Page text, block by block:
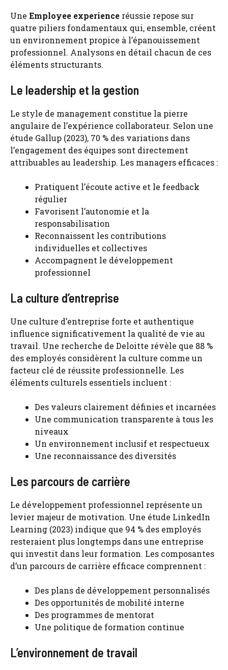
Une Employee experience réussie repose sur
quatre piliers fondamentaux qui, ensemble, créent
un environnement propice à l’épanouissement
professionnel. Analysons en détail chacun de ces
éléments structurants.
Le leadership et la gestion
Le style de management constitue la pierre
angulaire de l’expérience collaborateur. Selon une
étude Gallup (2023), 70 % des variations dans
l’engagement des équipes sont directement
attribuables au leadership. Les managers efficaces :
Pratiquent l’écoute active et le feedback
régulier
Favorisent l’autonomie et la
responsabilisation
Reconnaissent les contributions
individuelles et collectives
Accompagnent le développement
professionnel
La culture d’entreprise
Une culture d’entreprise forte et authentique
influence significativement la qualité de vie au
travail. Une recherche de Deloitte révèle que 88 %
des employés considèrent la culture comme un
facteur clé de réussite professionnelle. Les
éléments culturels essentiels incluent :
Des valeurs clairement définies et incarnées
Une communication transparente à tous les
niveaux
Un environnement inclusif et respectueux
Une reconnaissance des diversités
Les parcours de carrière
Le développement professionnel représente un
levier majeur de motivation. Une étude LinkedIn
Learning (2023) indique que 94 % des employés
resteraient plus longtemps dans une entreprise
qui investit dans leur formation. Les composantes
d’un parcours de carrière efficace comprennent :
Des plans de développement personnalisés
Des opportunités de mobilité interne
Des programmes de mentorat
Une politique de formation continue
L’environnement de travail